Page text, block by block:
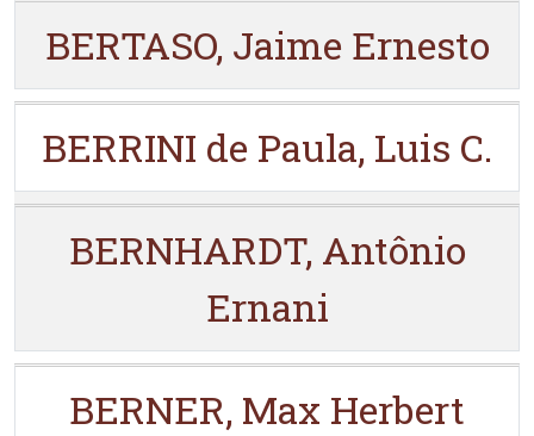
BERTASO, Jaime Ernesto
BERRINI de Paula, Luis C.
BERNHARDT, Antônio
Ernani
BERNER, Max Herbert